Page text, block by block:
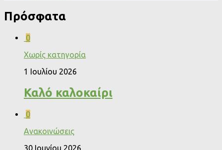
Πρόσφατα
0
Χωρίς κατηγορία
1 Ιουλίου 2026
Καλό καλοκαίρι
0
Ανακοινώσεις
30 Ιουνίου 2026